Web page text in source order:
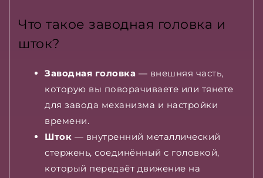
Что такое заводная головка и
шток?
Заводная головка — внешняя часть,
которую вы поворачиваете или тянете
для завода механизма и настройки
времени.
Шток — внутренний металлический
стержень, соединённый с головкой,
который передаёт движение на